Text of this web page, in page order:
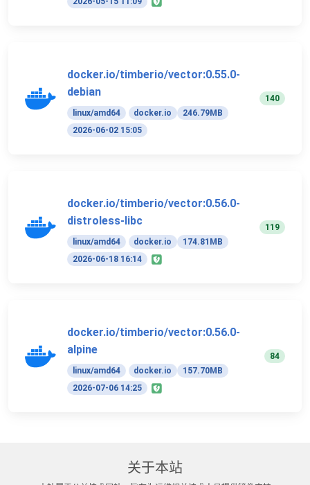
docker.io/timberio/vector:0.55.0-
debian
linux/amd64 docker.io
246.79MB
2026-06-02 15:05
140
docker.io/timberio/vector:0.56.0-
distroless-libc
linux/amd64 docker.io
174.81MB
2026-06-18 16:14
119
docker.io/timberio/vector:0.56.0-
alpine
linux/amd64 docker.io
157.70MB
2026-07-06 14:25
84
关于本站